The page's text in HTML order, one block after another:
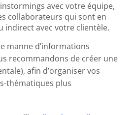
avec votre équipe,
collaborateurs qui sont en
indirect avec votre clientèle.
manne d’informations
recommandons de créer une
afin d’organiser vos
thématiques plus